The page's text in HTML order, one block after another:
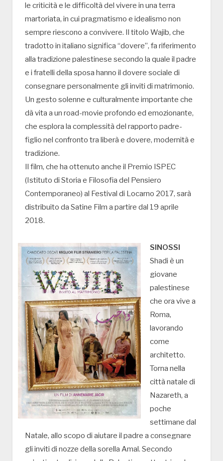
le criticità e le difficoltà del vivere in una terra
martoriata, in cui pragmatismo e idealismo non
sempre riescono a convivere. Il titolo Wajib, che
tradotto in italiano significa “dovere”, fa riferimento
alla tradizione palestinese secondo la quale il padre
e i fratelli della sposa hanno il dovere sociale di
consegnare personalmente gli inviti di matrimonio.
Un gesto solenne e culturalmente importante che
dà vita a un road-movie profondo ed emozionante,
che esplora la complessità del rapporto padre-
figlio nel confronto tra liberà e dovere, modernità e
tradizione.
Il film, che ha ottenuto anche il Premio ISPEC
(Istituto di Storia e Filosofia del Pensiero
Contemporaneo) al Festival di Locarno 2017, sarà
distribuito da Satine Film a partire dal 19 aprile
2018.
SINOSSI
Shadi è un
giovane
palestinese
che ora vive a
Roma,
lavorando
come
architetto.
Torna nella
città natale di
Nazareth, a
poche
settimane dal
Natale, allo scopo di aiutare il padre a consegnare
gli inviti di nozze della sorella Amal. Secondo